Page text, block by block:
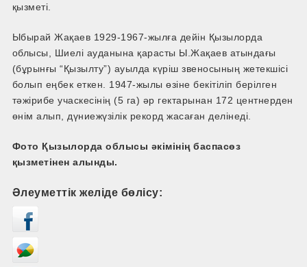
қызметі.
Ыбырай Жақаев 1929-1967-жылға дейін Қызылорда
облысы, Шиелі ауданына қарасты Ы.Жақаев атындағы
(бұрынғы “Қызылту”) ауылда күріш звеносының жетекшісі
болып еңбек еткен. 1947-жылы өзіне бекітіліп берілген
тәжірибе учаскесінің (5 га) әр гектарынан 172 центнерден
өнім алып, дүниежүзілік рекорд жасаған делінеді.
Фото Қызылорда облысы әкімінің баспасөз
қызметінен алынды.
Әлеуметтік желіде бөлісу: